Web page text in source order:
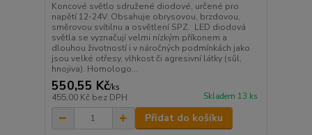
Koncové světlo sdružené diodové, určené pro
napětí 12-24V. Obsahuje obrysovou, brzdovou,
směrovou svítilnu a osvětlení SPZ. LED diodová
světla se vyznačují velmi nízkým příkonem a
dlouhou životností i v náročných podmínkách jako
jsou velké otřesy, vlhkost či agresivní látky (sůl,
hnojiva). Homologo...
550,55 Kč/ks
455,00 Kč bez DPH Skladem 13 ks
Přidat do košíku